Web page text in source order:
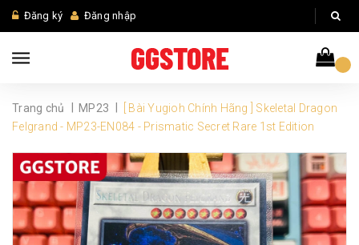
Đăng ký Đăng nhập
Trang chủ MP23
[ Bài Yugioh Chính Hãng ] Skeletal Dragon
Felgrand - MP23-EN084 - Prismatic Secret Rare 1st Edition